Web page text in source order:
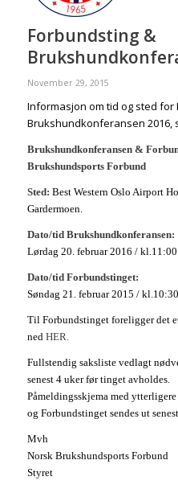
Forbundsting &
November 29, 2015
Informasjon om tid og sted for
Brukshundkonferansen 2016,
Brukshundkonferansen &
Brukshundsports Forbund
Sted: Best Western Oslo Airport
Gardermoen.
Dato/tid Brukshundkonferansen:
Lørdag 20. februar 2016 /
Dato/tid Forbundstinget:
Søndag 21. februar 2015 /
Til Forbundstinget foreligger det
ned HER.
Fullstendig saksliste vedlagt
senest 4 uker før tinget avholdes.
Påmeldingsskjema med
og Forbundstinget sendes ut
Mvh
Norsk Brukshundsports Forbund
Styret